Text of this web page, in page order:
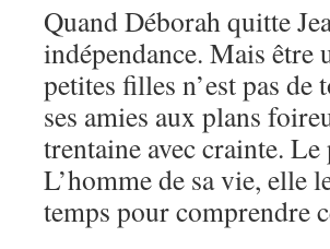
Quand Déborah quitte
indépendance. Mais être
petites filles n’est pas
ses amies aux plans
trentaine avec crainte.
L’homme de sa vie, elle
temps pour comprendre